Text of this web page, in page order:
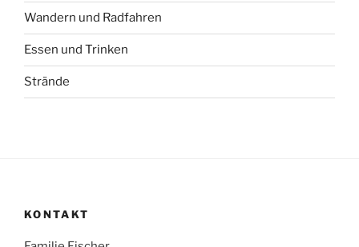
Wandern und Radfahren
Essen und Trinken
Strände
KONTAKT